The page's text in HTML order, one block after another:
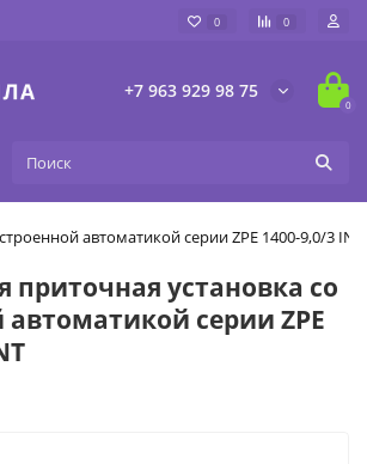
0 0
+7 963 929 98 75
0
автоматикой серии ZPE 1400-9,0/3 INT
приточная установка со
автоматикой серии ZPE